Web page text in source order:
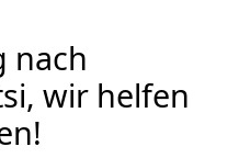
nach
wir helfen